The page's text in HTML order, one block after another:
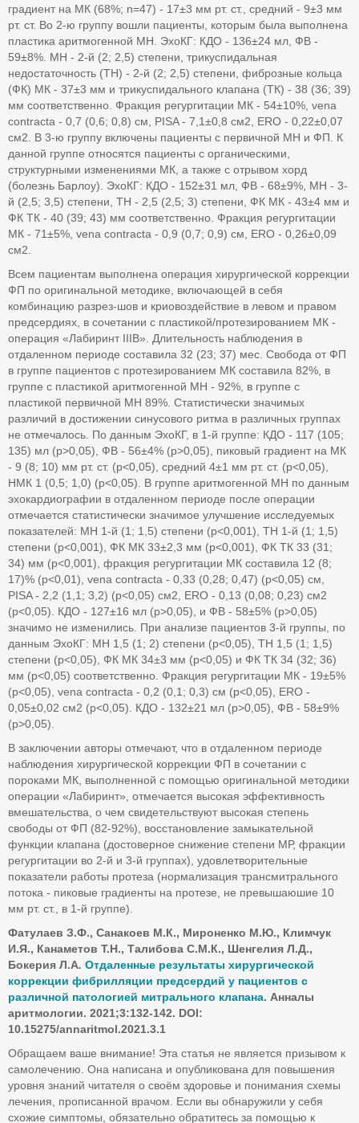
градиент на МК (68%; n=47) - 17±3 мм рт. ст., средний - 9±3 мм
рт. ст. Во 2-ю группу вошли пациенты, которым была выполнена
пластика аритмогенной МН. ЭхоКГ: КДО - 136±24 мл, ФВ -
59±8%. МН - 2-й (2; 2,5) степени, трикуспидальная
недостаточность (ТН) - 2-й (2; 2,5) степени, фиброзные кольца
(ФК) МК - 37±3 мм и трикуспидального клапана (ТК) - 38 (36; 39)
мм соответственно. Фракция регургитации МК - 54±10%, vena
contracta - 0,7 (0,6; 0,8) cм, PISA - 7,1±0,8 см2, ERO - 0,22±0,07
см2. В 3-ю группу включены пациенты с первичной МН и ФП. К
данной группе относятся пациенты с органическими,
структурными изменениями МК, а также с отрывом хорд
(болезнь Барлоу). ЭхоКГ: КДО - 152±31 мл, ФВ - 68±9%, МН - 3-
й (2,5; 3,5) степени, ТН - 2,5 (2,5; 3) степени, ФК МК - 43±4 мм и
ФК ТК - 40 (39; 43) мм соответственно. Фракция регургитации
МК - 71±5%, vena contracta - 0,9 (0,7; 0,9) cм, ERO - 0,26±0,09
см2.
Всем пациентам выполнена операция хирургической коррекции
ФП по оригинальной методике, включающей в себя
комбинацию разрез-шов и криовоздействие в левом и правом
предсердиях, в сочетании с пластикой/протезированием МК -
операция «Лабиринт IIIB». Длительность наблюдения в
отдаленном периоде составила 32 (23; 37) мес. Свобода от ФП
в группе пациентов с протезированием МК составила 82%, в
группе с пластикой аритмогенной МН - 92%, в группе с
пластикой первичной МН 89%. Статистически значимых
различий в достижении синусового ритма в различных группах
не отмечалось. По данным ЭхоКГ, в 1-й группе: КДО - 117 (105;
135) мл (p>0,05), ФВ - 56±4% (p>0,05), пиковый градиент на МК
- 9 (8; 10) мм рт. ст. (p<0,05), средний 4±1 мм рт. ст. (p<0,05),
НМК 1 (0,5; 1,0) (p<0,05). В группе аритмогенной МН по данным
эхокардиографии в отдаленном периоде после операции
отмечается статистически значимое улучшение исследуемых
показателей: МН 1-й (1; 1,5) степени (p<0,001), ТН 1-й (1; 1,5)
степени (p<0,001), ФК МК 33±2,3 мм (p<0,001), ФК ТК 33 (31;
34) мм (p<0,001), фракция регургитации МК составила 12 (8;
17)% (p<0,01), vena contracta - 0,33 (0,28; 0,47) (p<0,05) cм,
PISA - 2,2 (1,1; 3,2) (p<0,05) см2, ERO - 0,13 (0,08; 0,23) см2
(p<0,05). КДО - 127±16 мл (p>0,05), и ФВ - 58±5% (p>0,05)
значимо не изменились. При анализе пациентов 3-й группы, по
данным ЭхоКГ: МН 1,5 (1; 2) степени (p<0,05), ТН 1,5 (1; 1,5)
степени (p<0,05), ФК МК 34±3 мм (p<0,05) и ФК ТК 34 (32; 36)
мм (p<0,05) соответственно. Фракция регургитации МК - 19±5%
(p<0,05), vena contracta - 0,2 (0,1; 0,3) cм (p<0,05), ERO -
0,05±0,02 см2 (p<0,05). КДО - 132±21 мл (p>0,05), ФВ - 58±9%
(p>0,05).
В заключении авторы отмечают, что в отдаленном периоде
наблюдения хирургической коррекции ФП в сочетании с
пороками МК, выполненной с помощью оригинальной методики
операции «Лабиринт», отмечается высокая эффективность
вмешательства, о чем свидетельствуют высокая степень
свободы от ФП (82-92%), восстановление замыкательной
функции клапана (достоверное снижение степени МР, фракции
регургитации во 2-й и 3-й группах), удовлетворительные
показатели работы протеза (нормализация трансмитрального
потока - пиковые градиенты на протезе, не превышаюшие 10
мм рт. ст., в 1-й группе).
Фатулаев З.Ф., Санакоев М.К., Мироненко М.Ю., Климчук
И.Я., Канаметов Т.Н., Талибова С.М.К., Шенгелия Л.Д.,
Бокерия Л.А. Отдаленные результаты xирургической
коррекции фибрилляции предсердий у пациентов с
различной патологией митрального клапана. Анналы
аритмологии. 2021;3:132-142. DOI:
10.15275/annaritmol.2021.3.1
Обращаем ваше внимание! Эта статья не является призывом к
самолечению. Она написана и опубликована для повышения
уровня знаний читателя о своём здоровье и понимания схемы
лечения, прописанной врачом. Если вы обнаружили у себя
схожие симптомы, обязательно обратитесь за помощью к